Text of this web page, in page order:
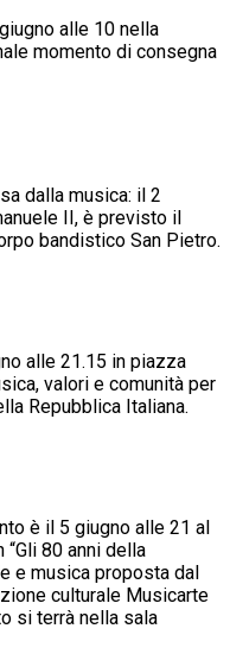
alle 10 nella
momento di consegna
dalla musica: il 2
II, è previsto il
bandistico San Pietro.
alle 21.15 in piazza
valori e comunità per
Repubblica Italiana.
è il 5 giugno alle 21 al
80 anni della
e musica proposta dal
culturale Musicarte
si terrà nella sala